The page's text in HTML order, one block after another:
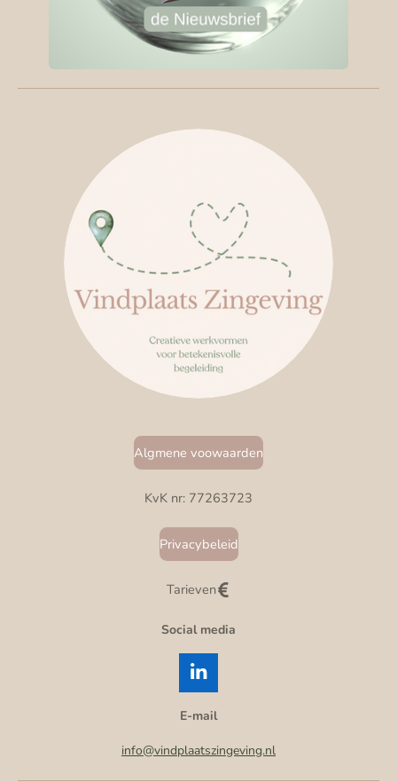
Algmene voowaarden
KvK nr: 77263723
Privacybeleid
Tarieven
Social media
L
i
n
e
E-mail
info@vindplaatszingeving.nl